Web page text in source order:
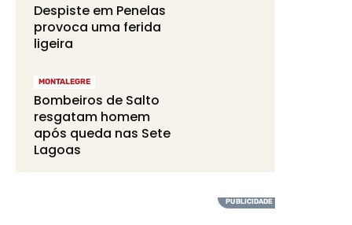
Despiste em Penelas
provoca uma ferida
ligeira
MONTALEGRE
Bombeiros de Salto
resgatam homem
após queda nas Sete
Lagoas